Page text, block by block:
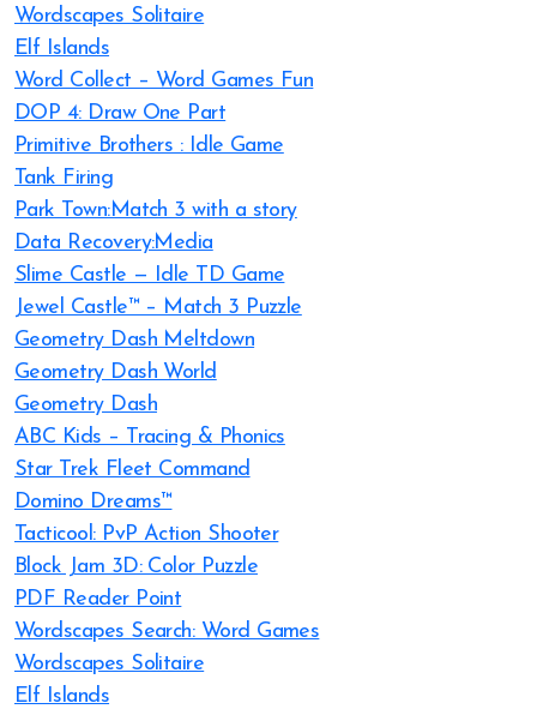
Wordscapes Solitaire
Elf Islands
Word Collect – Word Games Fun
DOP 4: Draw One Part
Primitive Brothers : Idle Game
Tank Firing
Park Town:Match 3 with a story
Data Recovery:Media
Slime Castle — Idle TD Game
Jewel Castle™ – Match 3 Puzzle
Geometry Dash Meltdown
Geometry Dash World
Geometry Dash
ABC Kids – Tracing & Phonics
Star Trek Fleet Command
Domino Dreams™
Tacticool: PvP Action Shooter
Block Jam 3D: Color Puzzle
PDF Reader Point
Wordscapes Search: Word Games
Wordscapes Solitaire
Elf Islands